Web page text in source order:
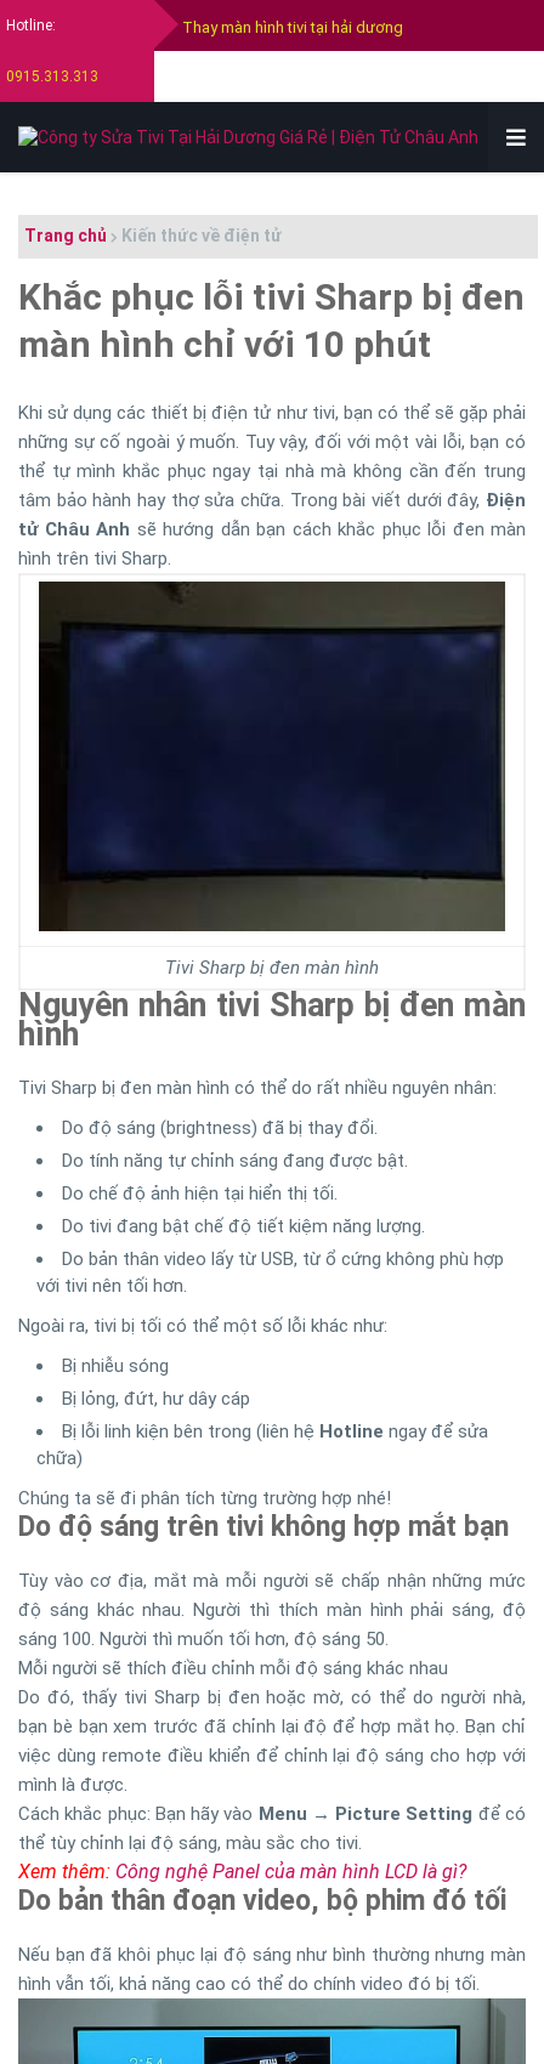
Hotline:
0915.313.313
Thay màn hình tivi tại hải dương
Thay màn hình tivi Sony
Thay màn hình tivi Lg
Bán tivi cũ tại hải dương
Thu mua tivi cũ hỏng tại hải dương
Trang chủ Kiến thức về điện tử
Khắc phục lỗi tivi Sharp bị đen
màn hình chỉ với 10 phút
Khi sử dụng các thiết bị điện tử như tivi, bạn có thể sẽ gặp phải
những sự cố ngoài ý muốn. Tuy vậy, đối với một vài lỗi, bạn có
thể tự mình khắc phục ngay tại nhà mà không cần đến trung
tâm bảo hành hay thợ sửa chữa. Trong bài viết dưới đây, Điện
tử Châu Anh sẽ hướng dẫn bạn cách khắc phục lỗi đen màn
hình trên tivi Sharp.
Tivi Sharp bị đen màn hình
Nguyên nhân tivi Sharp bị đen màn
hình
Tivi Sharp bị đen màn hình có thể do rất nhiều nguyên nhân:
Do độ sáng (brightness) đã bị thay đổi.
Do tính năng tự chỉnh sáng đang được bật.
Do chế độ ảnh hiện tại hiển thị tối.
Do tivi đang bật chế độ tiết kiệm năng lượng.
Do bản thân video lấy từ USB, từ ổ cứng không phù hợp
với tivi nên tối hơn.
Ngoài ra, tivi bị tối có thể một số lỗi khác như:
Bị nhiễu sóng
Bị lỏng, đứt, hư dây cáp
Bị lỗi linh kiện bên trong (liên hệ Hotline ngay để sửa
chữa)
Chúng ta sẽ đi phân tích từng trường hợp nhé!
Do độ sáng trên tivi không hợp mắt bạn
Tùy vào cơ địa, mắt mà mỗi người sẽ chấp nhận những mức
độ sáng khác nhau. Người thì thích màn hình phải sáng, độ
sáng 100. Người thì muốn tối hơn, độ sáng 50.
Mỗi người sẽ thích điều chỉnh mỗi độ sáng khác nhau
Do đó, thấy tivi Sharp bị đen hoặc mờ, có thể do người nhà,
bạn bè bạn xem trước đã chỉnh lại độ để hợp mắt họ. Bạn chỉ
việc dùng remote điều khiển để chỉnh lại độ sáng cho hợp với
mình là được.
Cách khắc phục: Bạn hãy vào Menu → Picture Setting để có
thể tùy chỉnh lại độ sáng, màu sắc cho tivi.
Xem thêm: Công nghệ Panel của màn hình LCD là gì?
Do bản thân đoạn video, bộ phim đó tối
Nếu bạn đã khôi phục lại độ sáng như bình thường nhưng màn
hình vẫn tối, khả năng cao có thể do chính video đó bị tối.